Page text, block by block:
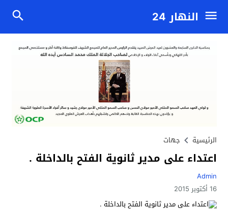
النهار 24
الرئيسية جهات
اعتداء على مدير ثانوية الفتح بالداخلة .
Admin
16 أكتوبر 2015